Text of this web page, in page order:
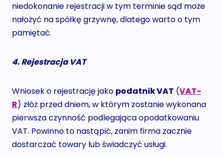
niedokonanie rejestracji w tym terminie sąd może
nałożyć na spółkę grzywnę, dlatego warto o tym
pamiętać.
4. Rejestracja VAT
Wniosek o rejestrację jako podatnik VAT (VAT-
R) złóż przed dniem, w którym zostanie wykonana
pierwsza czynność podlegająca opodatkowaniu
VAT. Powinno to nastąpić, zanim firma zacznie
dostarczać towary lub świadczyć usługi.